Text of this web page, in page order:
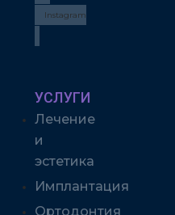
Instagram
УСЛУГИ
Лечение
и
эстетика
Имплантация
Ортодонтия